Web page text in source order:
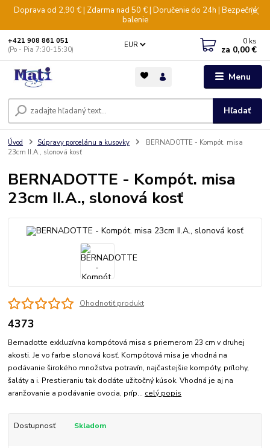
Doprava od 2,90 € | Zdarma nad 50 € | Doručenie do 24h | Bezpečné
balenie
Menu
EUR
Hľadať
+421 908 861 051
(Po - Pia 7:30-15:30)
0 ks
za 0,00 €
Úvod Súpravy porcelánu a kusovky
BERNADOTTE - Kompót. misa
23cm II.A., slonová kosť
BERNADOTTE - Kompót. misa
23cm II.A., slonová kosť
Ohodnotiť produkt
4373
Bernadotte exkluzívna kompótová misa s priemerom 23 cm v druhej
akosti. Je vo farbe slonová kosť. Kompótová misa je vhodná na
podávanie širokého množstva potravín, najčastejšie kompóty, prílohy,
šaláty a i. Prestieraniu tak dodáte užitočný kúsok. Vhodná je aj na
aranžovanie a podávanie ovocia, príp... celý popis
Dostupnosť Skladom